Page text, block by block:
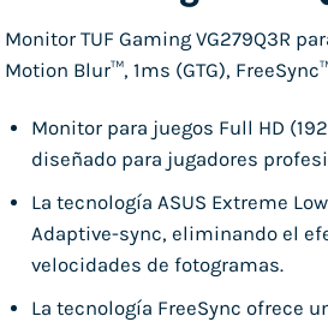
Monitor TUF Gaming VG279Q3R
Motion Blur™, 1ms (GTG),
Monitor para juegos Full HD
diseñado para jugadores
La tecnología ASUS Extreme
Adaptive-sync, eliminando el
velocidades de fotogramas.
La tecnología FreeSync ofrece